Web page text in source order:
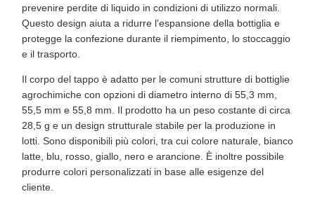
prevenire perdite di liquido in condizioni di utilizzo normali.
Questo design aiuta a ridurre l'espansione della bottiglia e
protegge la confezione durante il riempimento, lo stoccaggio
e il trasporto.
Il corpo del tappo è adatto per le comuni strutture di bottiglie
agrochimiche con opzioni di diametro interno di 55,3 mm,
55,5 mm e 55,8 mm. Il prodotto ha un peso costante di circa
28,5 g e un design strutturale stabile per la produzione in
lotti. Sono disponibili più colori, tra cui colore naturale, bianco
latte, blu, rosso, giallo, nero e arancione. È inoltre possibile
produrre colori personalizzati in base alle esigenze del
cliente.